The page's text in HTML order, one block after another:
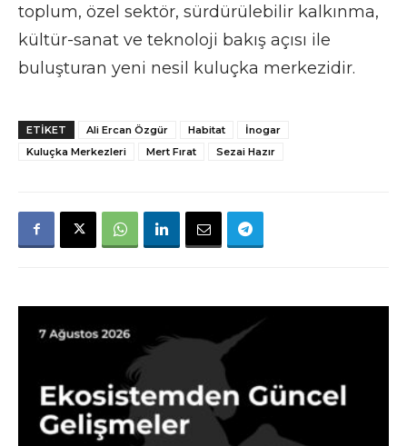
toplum, özel sektör, sürdürülebilir kalkınma,
kültür-sanat ve teknoloji bakış açısı ile
buluşturan yeni nesil kuluçka merkezidir.
ETIKET Ali Ercan Özgür Habitat
İnogar
Kuluçka Merkezleri
Mert Fırat Sezai Hazır